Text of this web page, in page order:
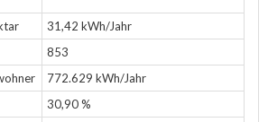
31,42 kWh/Jahr
853
772.629 kWh/Jahr
30,90 %